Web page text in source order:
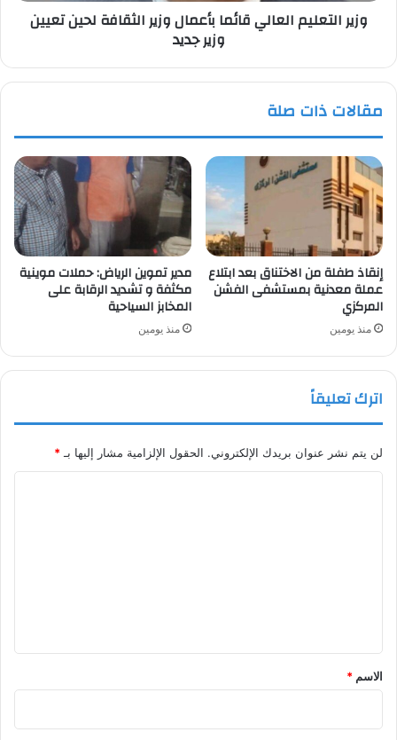
وزيروزير التعليم العالي قائما بأعمال وزير الثقافة لحين تعيين
وزير جديد
مقالات ذات صلة
إنقاذ طفلة من الاختناق بعد ابتلاع
عملة معدنية بمستشفى الفشن
المركزي
منذ يومين
مدير تموين الرياض: حملات موينية
مكثفة و تشديد الرقابة على
المخابز السياحية
منذ يومين
اترك تعليقاً
لن يتم نشر عنوان بريدك الإلكتروني. الحقول الإلزامية مشار إليها بـ *
*
الاسم *